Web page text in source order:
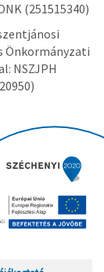
(251515340)
Önkormányzati
NSZJPH